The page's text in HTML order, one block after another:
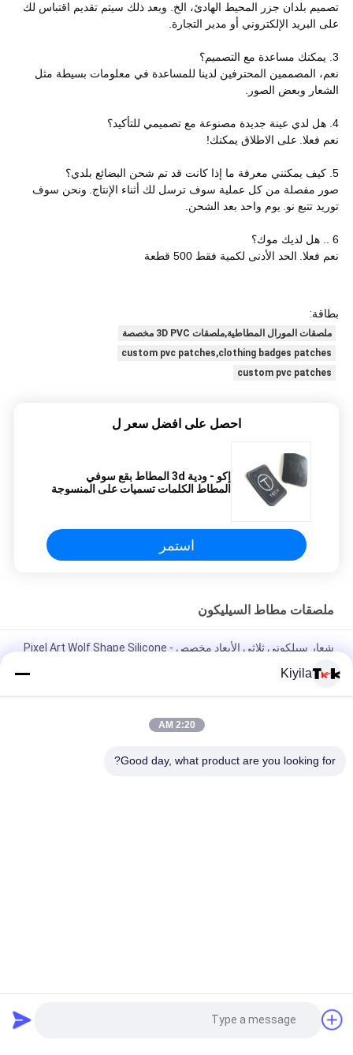
تصميم بلدان جزر المحيط الهادئ، الخ. وبعد ذلك سيتم تقديم اقتباس لك
على البريد الإلكتروني أو مدير التجارة.
3. يمكنك مساعدة مع التصميم؟
نعم، المصممين المحترفين لدينا للمساعدة في معلومات بسيطة مثل
الشعار وبعض الصور.
4. هل لدي عينة جديدة مصنوعة مع تصميمي للتأكيد؟
نعم فعلا. على الاطلاق يمكنك!
5. كيف يمكنني معرفة ما إذا كانت قد تم شحن البضائع بلدي؟
صور مفصلة من كل عملية سوف ترسل لك أثناء الإنتاج. ونحن سوف
توريد تتبع نو. يوم واحد بعد الشحن.
6 .. هل لديك موك؟
نعم فعلا. الحد الأدنى لكمية فقط 500 قطعة
بطاقة:
ملصقات المورال المطاطية,ملصقات 3D PVC مخصصة
custom pvc patches,clothing badges patches
custom pvc patches
احصل على افضل سعر ل
إكو - ودية 3d المطاط بقع سوفي
المطاط الكلمات تسميات على المنسوجة
استمر
ملصقات مطاط السيليكون
شعار سيلكوني ثلاثي الأبعاد مخصص - Pixel Art Wolf Shape Silicone
شارات السيليكون بالجملة المخصصة - الرسوم الكرتونية الحيوان /
شعار العلامة التجارية البقع للملابس حقيبة ظهر تزيين قبعة
والتحلل البيولوجي
بقع جلدية مزخرفة
Kiyila
2:20 AM
Good day, what product are you looking for?